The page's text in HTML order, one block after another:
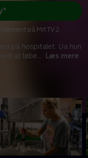
på hospitalet. Da hun
at løbe... Læs mere
på Mit TV 2.